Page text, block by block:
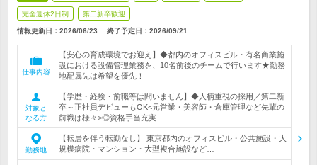
完全週休2日制 第二新卒歓迎
情報更新日：2026/06/23 終了予定日： 2026/09/21
仕事内容
【安心の育成環境でお迎え】◆都内のオフィスビル・有名商業施
設における設備管理業務を、10名前後のチームで行います★勤務
地配属先は希望を優先！
対象と
なる方
【学歴・経験・前職等は問いません】◆人柄重視の採用／第二新
卒～正社員デビューもOK<元営業・美容師・倉庫管理など先輩の
前職は様々>◎資格手当充実
勤務地
【転居を伴う転勤なし】 東京都内のオフィスビル・公共施設・大
規模病院・マンション・大型複合施設など…